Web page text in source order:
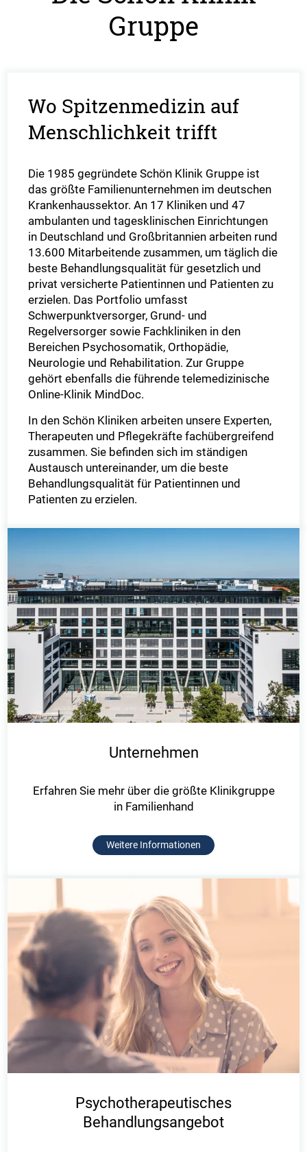
Gruppe
Wo Spitzenmedizin auf
Menschlichkeit trifft
Die 1985 gegründete Schön Klinik Gruppe ist
das größte Familienunternehmen im deutschen
Krankenhaussektor. An 17 Kliniken und 47
ambulanten und tagesklinischen Einrichtungen
in Deutschland und Großbritannien arbeiten rund
13.600 Mitarbeitende zusammen, um täglich die
beste Behandlungsqualität für gesetzlich und
privat versicherte Patientinnen und Patienten zu
erzielen. Das Portfolio umfasst
Schwerpunktversorger, Grund- und
Regelversorger sowie Fachkliniken in den
Bereichen Psychosomatik, Orthopädie,
Neurologie und Rehabilitation. Zur Gruppe
gehört ebenfalls die führende telemedizinische
Online-Klinik MindDoc.
In den Schön Kliniken arbeiten unsere Experten,
Therapeuten und Pflegekräfte fachübergreifend
zusammen. Sie befinden sich im ständigen
Austausch untereinander, um die beste
Behandlungsqualität für Patientinnen und
Patienten zu erzielen.
Unternehmen
Erfahren Sie mehr über die größte Klinikgruppe
in Familienhand
Weitere Informationen
Psychotherapeutisches
Behandlungsangebot